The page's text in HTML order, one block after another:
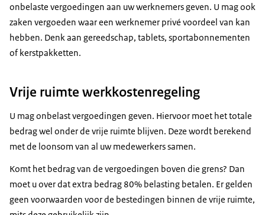
onbelaste vergoedingen aan uw werknemers geven. U mag ook
zaken vergoeden waar een werknemer privé voordeel van kan
hebben. Denk aan gereedschap, tablets, sportabonnementen
of kerstpakketten.
Vrije ruimte werkkostenregeling
U mag onbelast vergoedingen geven. Hiervoor moet het totale
bedrag wel onder de vrije ruimte blijven. Deze wordt berekend
met de loonsom van al uw medewerkers samen.
Komt het bedrag van de vergoedingen boven die grens? Dan
moet u over dat extra bedrag 80% belasting betalen. Er gelden
geen voorwaarden voor de bestedingen binnen de vrije ruimte,